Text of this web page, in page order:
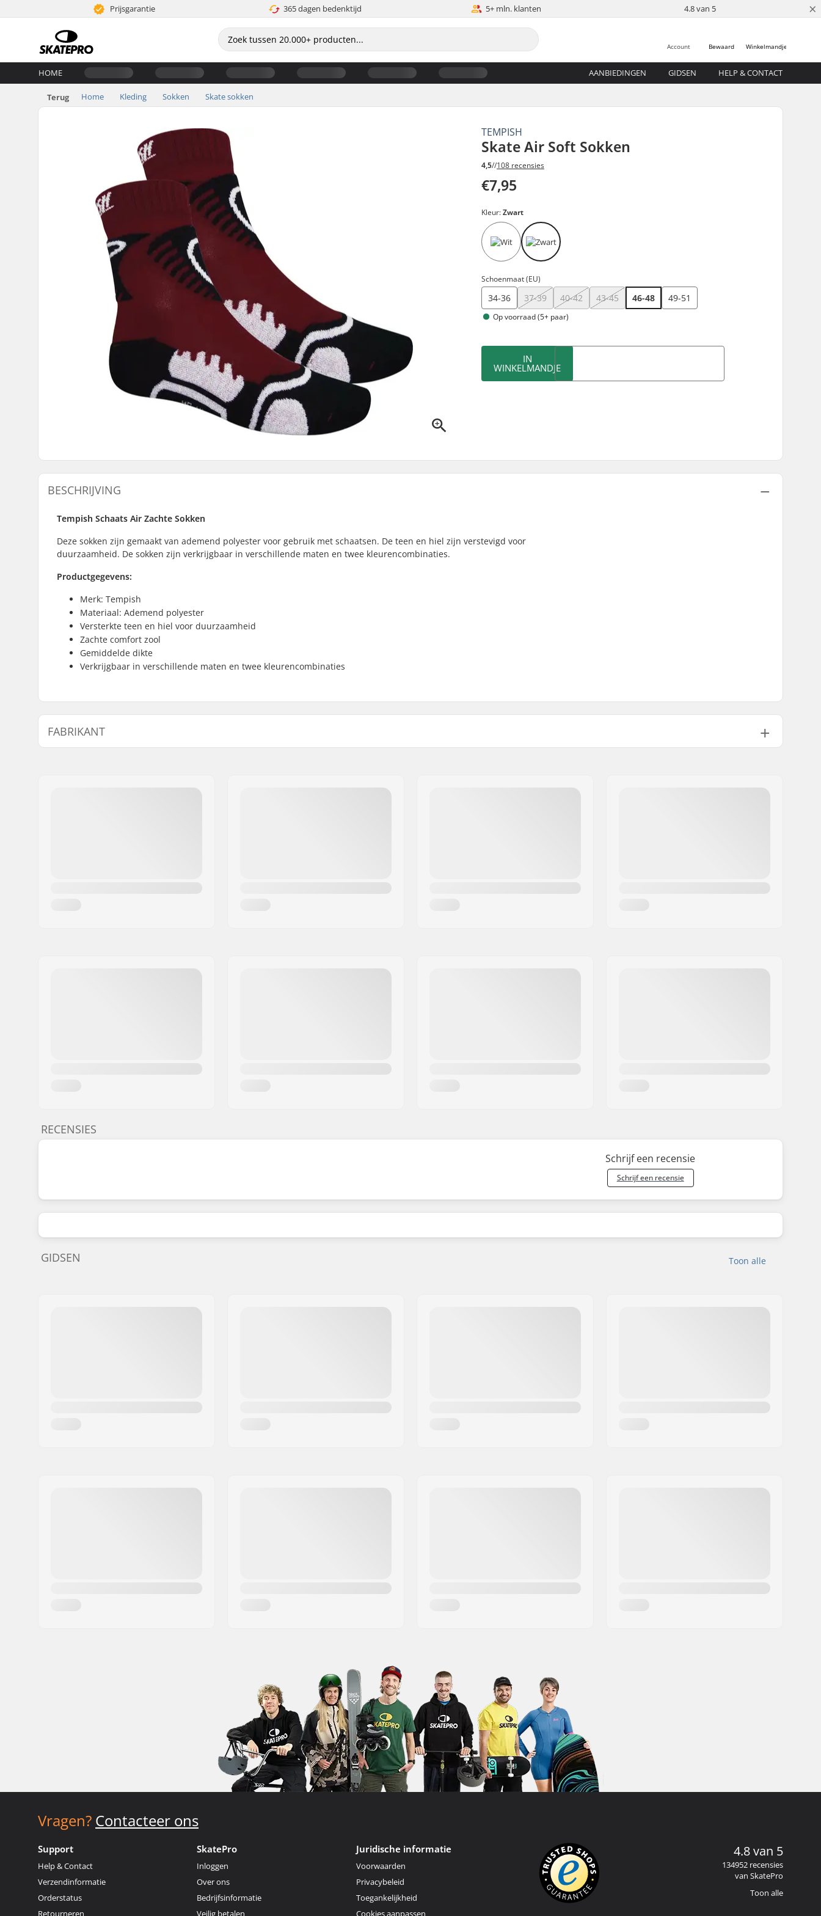
Prijsgarantie 365 dagen bedenktijd 5+ mln. klanten 4.8 van 5 ×
Winkelmandje
Bewaard
Account
HOME AANBIEDINGEN GIDSEN HELP & CONTACT
Terug Home Kleding Sokken Skate sokken
TEMPISH
Skate Air Soft Sokken
4,5//108 recensies
€7,95
Kleur:Zwart
Schoenmaat (EU)
34-36 37-39 40-42 43-45 46-48 49-51
Op voorraad (5+ paar)
IN
WINKELMANDJE
BESCHRIJVING
Tempish Schaats Air Zachte Sokken
Deze sokken zijn gemaakt van ademend polyester voor gebruik met schaatsen. De teen en hiel zijn verstevigd voor
duurzaamheid. De sokken zijn verkrijgbaar in verschillende maten en twee kleurencombinaties.
Productgegevens:
Merk: Tempish
Materiaal: Ademend polyester
Versterkte teen en hiel voor duurzaamheid
Zachte comfort zool
Gemiddelde dikte
Verkrijgbaar in verschillende maten en twee kleurencombinaties
FABRIKANT
RECENSIES
Schrijf een recensie
Schrijf een recensie
Toon alle
GIDSEN
Vragen? Contacteer ons
Support
Help & Contact
Verzendinformatie
Orderstatus
Retourneren
SkatePro
Inloggen
Over ons
Bedrijfsinformatie
Veilig betalen
Juridische informatie
Voorwaarden
Privacybeleid
Toegankelijkheid
Cookies aanpassen
4.8 van 5
134952 recensies
van SkatePro
Toon alle